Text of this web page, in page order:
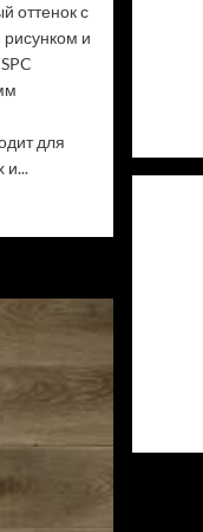
оттенок с
и
для
и...